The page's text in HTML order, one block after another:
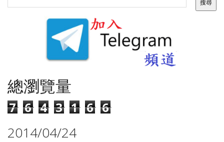
o
總瀏覽量
7 6 4 3 1 6 6
2014/04/24